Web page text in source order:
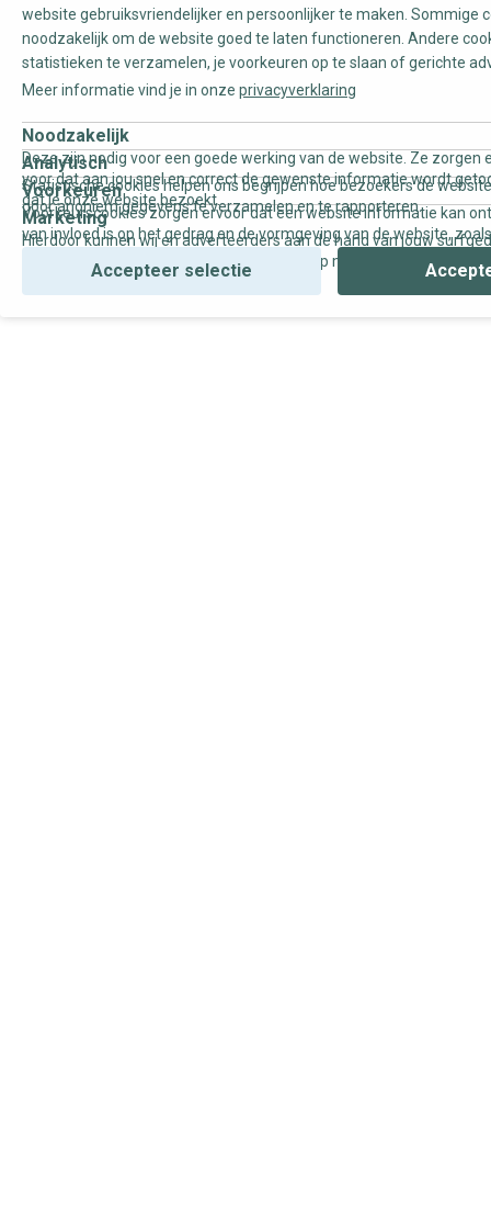
website gebruiksvriendelijker en persoonlijker te maken. Sommige
noodzakelijk om de website goed te laten functioneren. Andere
statistieken te verzamelen, je voorkeuren op te slaan of gerichte
Meer informatie vind je in onze privacyverklaring
Noodzakelijk
Deze zijn nodig voor een goede werking van de website. Ze zorgen
voor dat aan jou snel en correct de gewenste informatie wordt
dat je onze website bezoekt.
Analytisch
Statistische cookies helpen ons begrijpen hoe bezoekers de
door anoniem gegevens te verzamelen en te rapporteren.
Voorkeuren
Voorkeurscookies zorgen ervoor dat een website informatie kan
van invloed is op het gedrag en de vormgeving van de website,
Marketing
Hierdoor kunnen wij en adverteerders aan de hand van jouw
gepersonaliseerde online advertenties en op maat gemaakte
Accepteer selectie